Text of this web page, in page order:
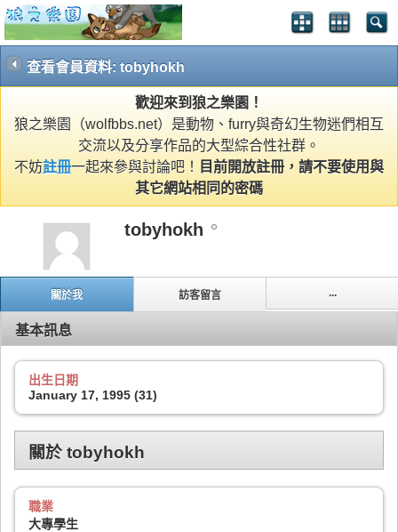
查看會員資料: tobyhokh
歡迎來到狼之樂園！
狼之樂園（wolfbbs.net）是動物、furry與奇幻生物迷們相互
交流以及分享作品的大型綜合性社群。
不妨註冊一起來參與討論吧！
目前開放註冊，請不要使用與
其它網站相同的密碼
tobyhokh
關於我 訪客留言 ...
基本訊息
出生日期
January 17, 1995 (31)
關於 tobyhokh
職業
大專學生